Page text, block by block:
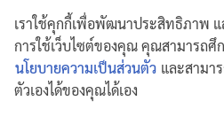
เราใช้คุกกี้เพื่อพัฒนาประสิทธิภาพ
การใช้เว็บไซต์ของคุณ คุณสามารถศึ
นโยบายความเป็นส่วนตัว และสามา
ตัวเองได้ของคุณได้เอง